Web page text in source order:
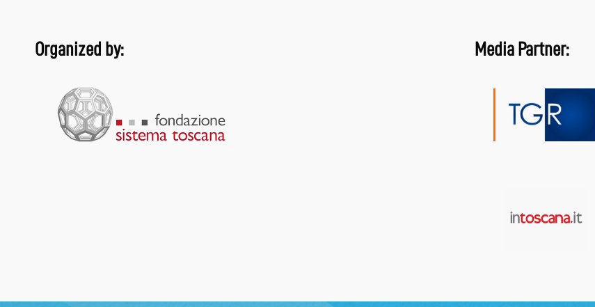
Organized by: Media Partner: